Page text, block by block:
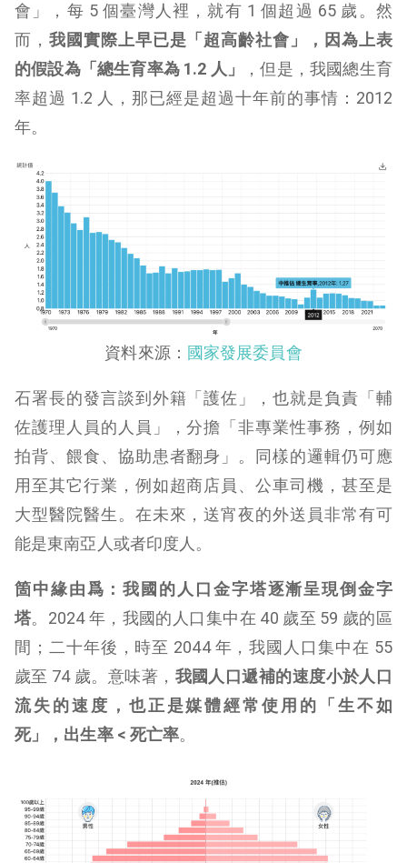
會」，每 5 個臺灣人裡，就有 1 個超過 65 歲。然
而， 我國實際上早已是「超高齡社會」，因為上表
的假設為「總生育率為 1.2 人」
，但是，我國總生育
率超過 1.2 人，那已經是超過十年前的事情：2012
年。
資料來源： 國家發展委員會
石署長的發言談到外籍「護佐」，也就是負責「輔
佐護理人員的人員」，分擔「非專業性事務，例如
拍背、餵食、協助患者翻身」。同樣的邏輯仍可應
用至其它行業，例如超商店員、公車司機，甚至是
大型醫院醫生。在未來，送宵夜的外送員非常有可
能是東南亞人或者印度人。
箇中緣由爲：我國的人口金字塔逐漸呈現倒金字
塔。2024 年，我國的人口集中在 40 歲至 59 歲的區
間；二十年後，時至 2044 年，我國人口集中在 55
歲至 74 歲。意味著， 我國人口遞補的速度小於人口
流失的速度，也正是媒體經常使用的「生不如
死」，出生率 < 死亡率。